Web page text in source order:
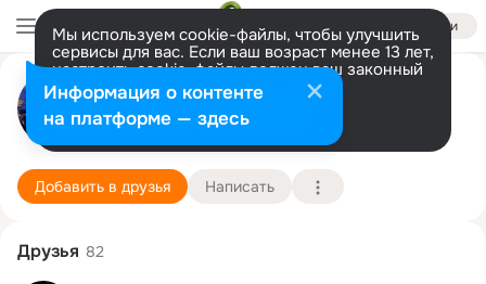
Войти
Мы используем cookie-файлы, чтобы улучшить
сервисы для вас. Если ваш возраст менее 13 лет,
настроить cookie-файлы должен ваш законный
представитель. Больше информации
Разрешить все Настроить
Юлия Госнедель
Щелково 7 ноября (45 лет)
Подробнее
Добавить в друзья Написать
Друзья 82
Информация о контенте
на платформе — здесь